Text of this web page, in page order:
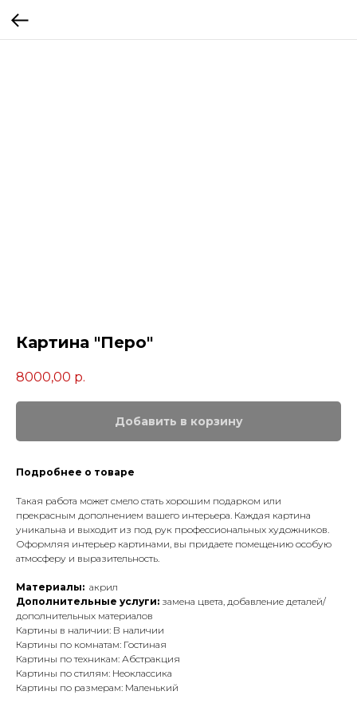
Картина "Перо"
8000,00 р.
Добавить в корзину
Подробнее о товаре
Такая работа может смело стать хорошим подарком или
прекрасным дополнением вашего интерьера. Каждая картина
уникальна и выходит из под рук профессиональных художников.
Оформляя интерьер картинами, вы придаете помещению особую
атмосферу и выразительность.
Материалы: акрил
Дополнительные услуги: замена цвета, добавление деталей/
дополнительных материалов
Картины в наличии: В наличии
Картины по комнатам: Гостиная
Картины по техникам: Абстракция
Картины по стилям: Неоклассика
Картины по размерам: Маленький